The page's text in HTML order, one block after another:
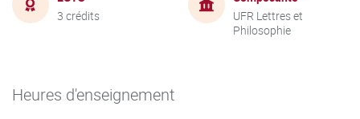
3 crédits
UFR Lettres et
Philosophie
Heures d'enseignement